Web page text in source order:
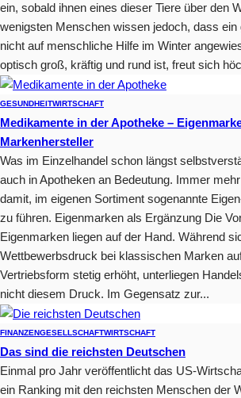
ein, sobald ihnen eines dieser Tiere über den
wenigsten Menschen wissen jedoch, dass ein
nicht auf menschliche Hilfe im Winter
optisch groß, kräftig und rund ist, freut sich
GESUNDHEITWIRTSCHAFT
Medikamente in der Apotheke –
Markenhersteller
Was im Einzelhandel schon längst
auch in Apotheken an Bedeutung. Immer
damit, im eigenen Sortiment sogenannte
zu führen. Eigenmarken als Ergänzung Die
Eigenmarken liegen auf der Hand. Während
Wettbewerbsdruck bei klassischen Marken
Vertriebsform stetig erhöht, unterliegen
nicht diesem Druck. Im Gegensatz zur...
FINANZENGESELLSCHAFTWIRTSCHAFT
Das sind die reichsten Deutschen
Einmal pro Jahr veröffentlicht das US-
ein Ranking mit den reichsten Menschen der